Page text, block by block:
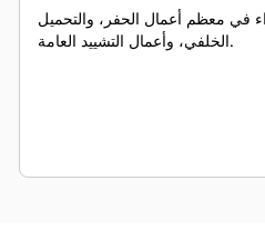
في معظم أعمال الحفر، والتحميل
الخلفي، وأعمال التشييد العامة.